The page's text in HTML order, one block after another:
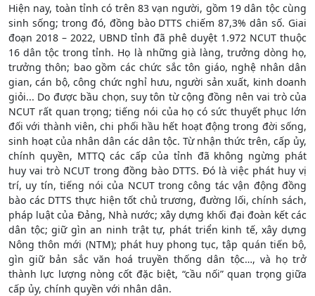
Hiện nay, toàn tỉnh có trên 83 vạn người, gồm 19 dân tộc cùng
sinh sống; trong đó, đồng bào DTTS chiếm 87,3% dân số. Giai
đoạn 2018 – 2022, UBND tỉnh đã phê duyệt 1.972 NCUT thuộc
16 dân tộc trong tỉnh. Họ là những già làng, trưởng dòng họ,
trưởng thôn; bao gồm các chức sắc tôn giáo, nghệ nhân dân
gian, cán bộ, công chức nghỉ hưu, người sản xuất, kinh doanh
giỏi... Do được bầu chọn, suy tôn từ cộng đồng nên vai trò của
NCUT rất quan trọng; tiếng nói của họ có sức thuyết phục lớn
đối với thành viên, chi phối hầu hết hoạt động trong đời sống,
sinh hoạt của nhân dân các dân tộc. Từ nhận thức trên, cấp ủy,
chính quyền, MTTQ các cấp của tỉnh đã không ngừng phát
huy vai trò NCUT trong đồng bào DTTS. Đó là việc phát huy vị
trí, uy tín, tiếng nói của NCUT trong công tác vận động đồng
bào các DTTS thực hiện tốt chủ trương, đường lối, chính sách,
pháp luật của Đảng, Nhà nước; xây dựng khối đại đoàn kết các
dân tộc; giữ gìn an ninh trật tự, phát triển kinh tế, xây dựng
Nông thôn mới (NTM); phát huy phong tục, tập quán tiến bộ,
gìn giữ bản sắc văn hoá truyền thống dân tộc…, và họ trở
thành lực lượng nòng cốt đặc biệt, “cầu nối” quan trọng giữa
cấp ủy, chính quyền với nhân dân.